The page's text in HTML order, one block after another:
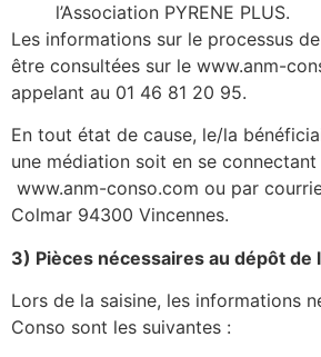
l’Association PYRENE PLUS.
Les informations sur le processus
être consultées sur le www.anm-
appelant au 01 46 81 20 95.
En tout état de cause, le/la
une médiation soit en se
www.anm-conso.com ou par
Colmar 94300 Vincennes.
3) Pièces nécessaires au dépôt de
Lors de la saisine, les informations
Conso sont les suivantes :